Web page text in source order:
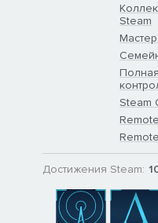
Steam
Steam
Достижения Steam: